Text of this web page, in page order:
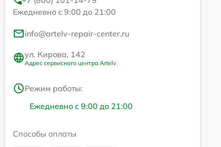
Ежедневно с 9:00 до 21:00
info@artelv-repair-center.ru
ул. Кирова, 142
Адрес сервисного центра Artelv
Режим работы:
Ежедневно с 9:00 до 21:00
Способы оплаты